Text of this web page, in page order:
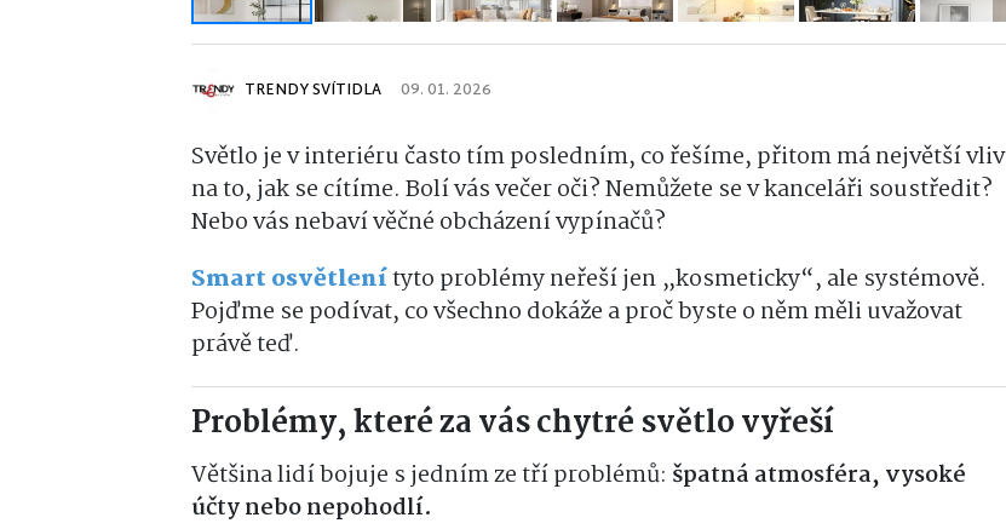
TRENDY SVÍTIDLA 09. 01. 2026
Světlo je v interiéru často tím posledním, co řešíme, přitom má největší vliv
na to, jak se cítíme. Bolí vás večer oči? Nemůžete se v kanceláři soustředit?
Nebo vás nebaví věčné obcházení vypínačů?
Smart osvětlenítyto problémy neřeší jen „kosmeticky“, ale systémově.
Pojďme se podívat, co všechno dokáže a proč byste o něm měli uvažovat
právě teď.
Problémy, které za vás chytré světlo vyřeší
Většina lidí bojuje s jedním ze tří problémů: špatná atmosféra, vysoké
účty nebo nepohodlí.